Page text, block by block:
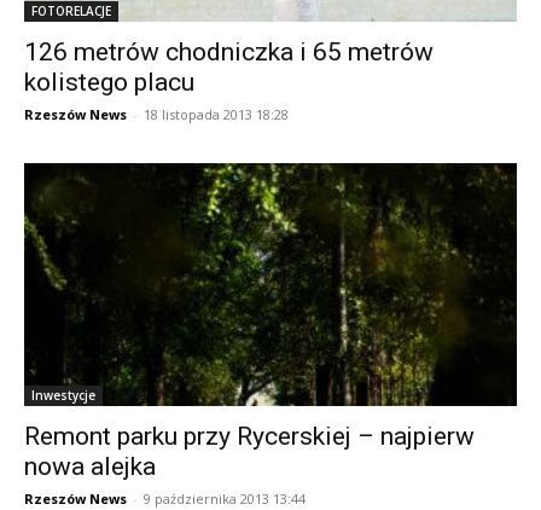
FOTORELACJE
126 metrów chodniczka i 65 metrów
kolistego placu
Rzeszów News - 18 listopada 2013 18:28
Inwestycje
Remont parku przy Rycerskiej – najpierw
nowa alejka
Rzeszów News - 9 października 2013 13:44